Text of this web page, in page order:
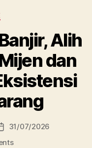
Alih
dan
date
31/07/2026
on